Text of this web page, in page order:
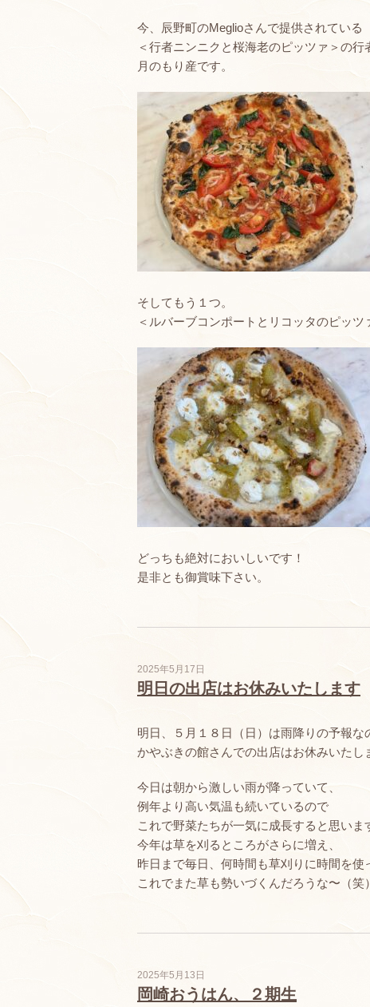
今、辰野町のMeglioさんで提供されている
＜行者ニンニクと桜海老のピッツァ＞の行
月のもり産です。
そしてもう１つ。
＜ルバーブコンポートとリコッタのピッツ
どっちも絶対においしいです！
是非とも御賞味下さい。
2025年5月17日
明日の出店はお休みいたします
明日、５月１８日（日）は雨降りの予報な
かやぶきの館さんでの出店はお休みいたし
今日は朝から激しい雨が降っていて、
例年より高い気温も続いているので
これで野菜たちが一気に成長すると思いま
今年は草を刈るところがさらに増え、
昨日まで毎日、何時間も草刈りに時間を使
これでまた草も勢いづくんだろうな〜（笑
2025年5月13日
岡崎おうはん、２期生